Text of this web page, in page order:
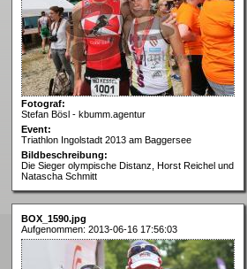
Fotograf:
Stefan Bösl - kbumm.agentur
Event:
Triathlon Ingolstadt 2013 am Baggersee
Bildbeschreibung:
Die Sieger olympische Distanz, Horst Reichel und
Natascha Schmitt
BOX_1590.jpg
Aufgenommen: 2013-06-16 17:56:03